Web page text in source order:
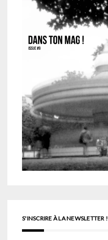
S'INSCRIRE À LA NEWSLETTER !